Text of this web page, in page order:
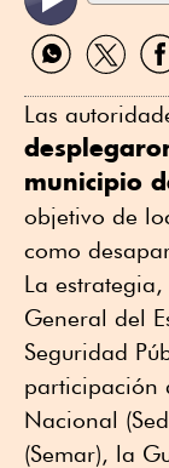
Compartir
por
Compartir
por
por
Las
municipio
objetivo de
como
La
General del
Seguridad
participación
Nacional
(Semar), la